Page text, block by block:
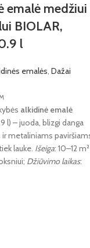
emalė medžiui
BIOLAR,
l
emalės, Dažai
alkidinė emalė
l) – juoda, blizgi danga
metaliniams
lauke. Išeiga: 10–12 m²
Džiūvimo laikas: